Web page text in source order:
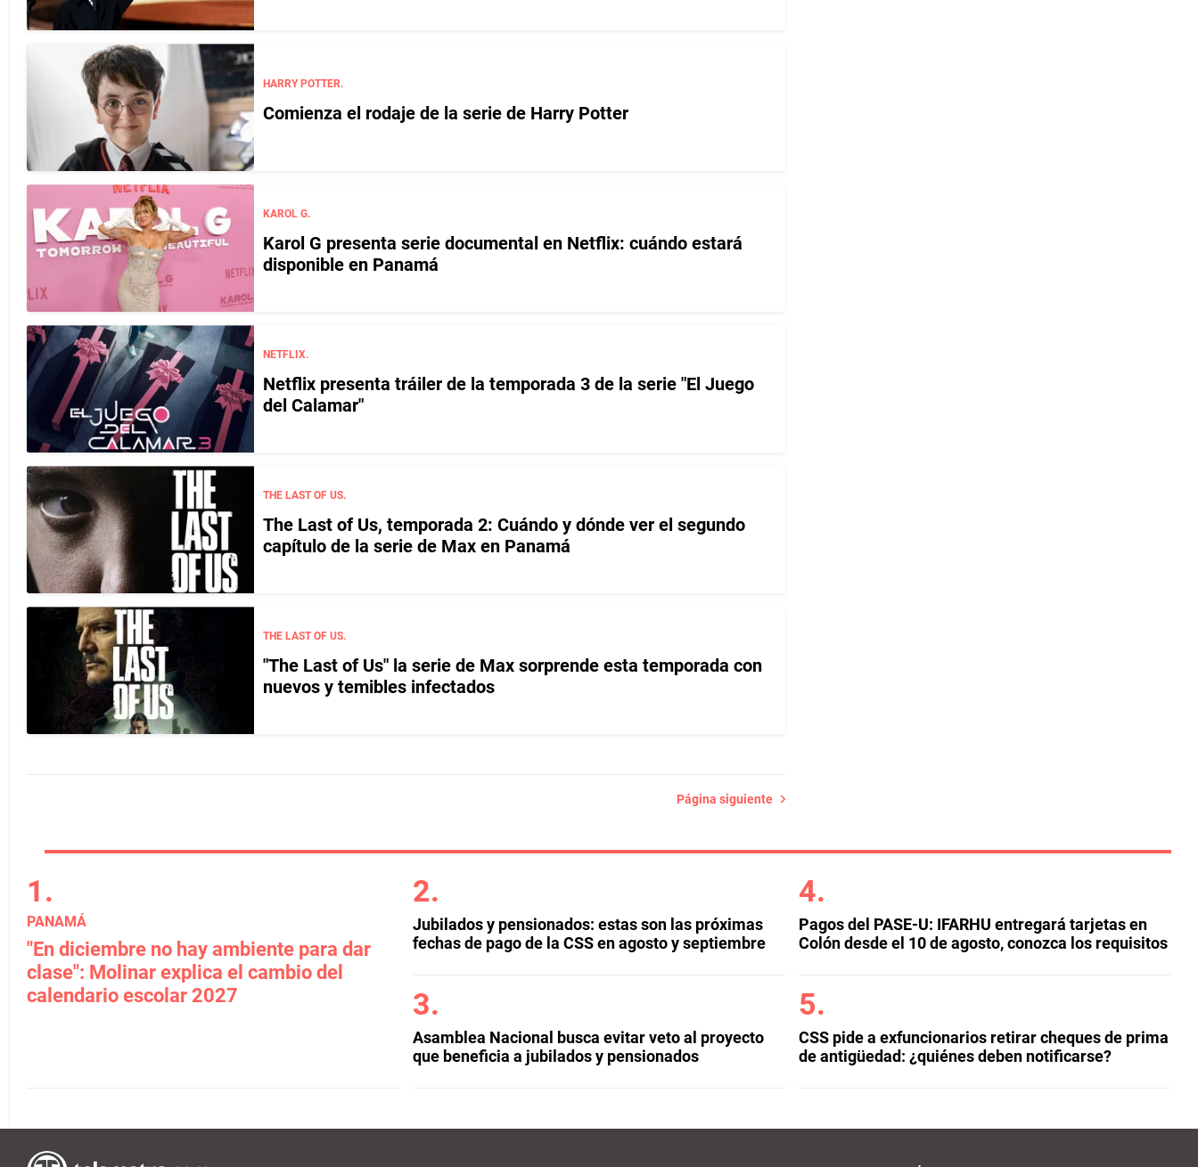
HARRY POTTER.
Comienza el rodaje de la serie de Harry Potter
KAROL G.
Karol G presenta serie documental en Netflix: cuándo estará
disponible en Panamá
NETFLIX.
Netflix presenta tráiler de la temporada 3 de la serie "El Juego
del Calamar"
THE LAST OF US.
The Last of Us, temporada 2: Cuándo y dónde ver el segundo
capítulo de la serie de Max en Panamá
THE LAST OF US.
"The Last of Us" la serie de Max sorprende esta temporada con
nuevos y temibles infectados
Página siguiente
PANAMÁ
"En diciembre no hay ambiente para dar
clase": Molinar explica el cambio del
calendario escolar 2027
Jubilados y pensionados: estas son las próximas
fechas de pago de la CSS en agosto y septiembre
Asamblea Nacional busca evitar veto al proyecto
que beneficia a jubilados y pensionados
Pagos del PASE-U: IFARHU entregará tarjetas en
Colón desde el 10 de agosto, conozca los requisitos
CSS pide a exfuncionarios retirar cheques de prima
de antigüedad: ¿quiénes deben notificarse?